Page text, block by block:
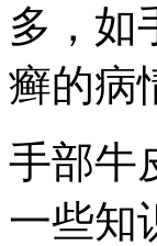
多，如
癣的病
手部牛
一些知